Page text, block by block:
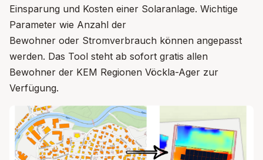
Einsparung und Kosten einer Solaranlage. Wichtige
Parameter wie Anzahl der
Bewohner oder Stromverbrauch können angepasst
werden. Das Tool steht ab sofort gratis allen
Bewohner der KEM Regionen Vöckla-Ager zur
Verfügung.